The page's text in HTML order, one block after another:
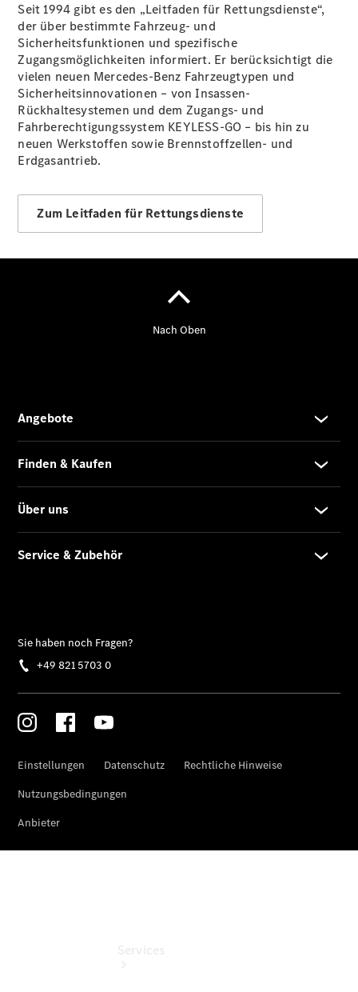
Pritschenfahrzeug
- elektrisch
Sprinter
Fahrgestell
eSprinter
Fahrgestell
- elektrisch
Vito
Kastenwagen
Kastenwagen
Vito Mixto
Citan
eCitan
eCitan
Auf- und
Digitale
Seit 1994 gibt es den „Leitfaden für Rettungsdienste“,
der über bestimmte Fahrzeug- und
Sicherheitsfunktionen und spezifische
Zugangsmöglichkeiten informiert. Er berücksichtigt die
vielen neuen Mercedes-Benz Fahrzeugtypen und
Sicherheitsinnovationen – von Insassen-
Rückhaltesystemen und dem Zugangs- und
Fahrberechtigungssystem KEYLESS-GO – bis hin zu
neuen Werkstoffen sowie Brennstoffzellen- und
Erdgasantrieb.
Zum Leitfaden für Rettungsdienste